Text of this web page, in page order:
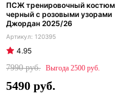
ПСЖ тренировочный костюм
черный с розовыми узорами
Джордан 2025/26
120395
4.95
7990
2500
5490